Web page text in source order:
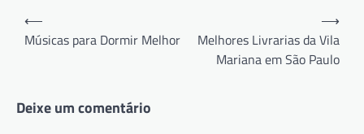
Navegação
de
⟵
Músicas para Dormir Melhor
Melhores Livrarias da Vila
Mariana em São Paulo
⟶
Deixe um comentário